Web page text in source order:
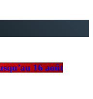
16 août